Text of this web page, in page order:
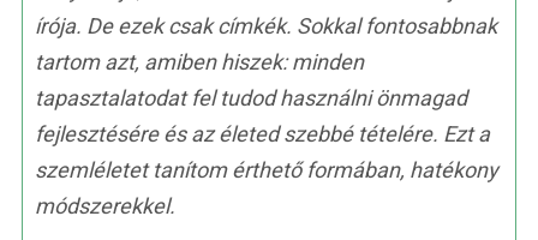
írója. De ezek csak címkék. Sokkal fontosabbnak
tartom azt, amiben hiszek: minden
tapasztalatodat fel tudod használni önmagad
fejlesztésére és az életed szebbé tételére. Ezt a
szemléletet tanítom érthető formában, hatékony
módszerekkel.